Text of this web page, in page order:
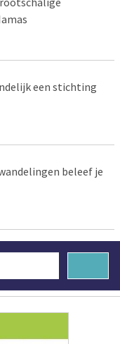
een stichting
beleef je